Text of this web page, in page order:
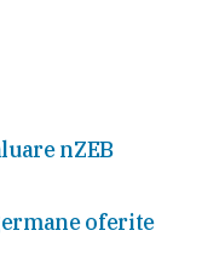
oferite
nZEB